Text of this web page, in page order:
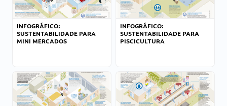
INFOGRÁFICO:
SUSTENTABILIDADE PARA
MINI MERCADOS
INFOGRÁFICO:
SUSTENTABILIDADE PARA
PISCICULTURA